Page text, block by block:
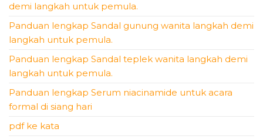
demi langkah untuk pemula.
Panduan lengkap Sandal gunung wanita langkah demi
langkah untuk pemula.
Panduan lengkap Sandal teplek wanita langkah demi
langkah untuk pemula.
Panduan lengkap Serum niacinamide untuk acara
formal di siang hari
pdf ke kata